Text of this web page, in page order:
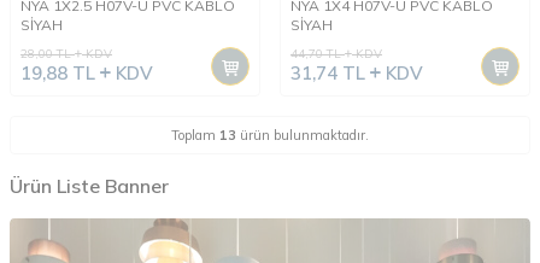
NYA 1X2.5 H07V-U PVC KABLO
SİYAH
28,00TL KDV
19,88 TL KDV
NYA 1X4 H07V-U PVC KABLO
SİYAH
44,70TL KDV
31,74 TL KDV
Toplam 13 ürün bulunmaktadır.
Ürün Liste Banner